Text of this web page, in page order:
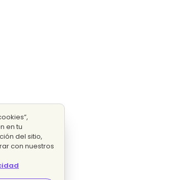
en tu
del sitio,
con nuestros